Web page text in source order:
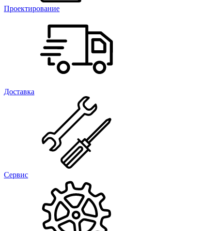
Проектирование
Доставка
Сервис